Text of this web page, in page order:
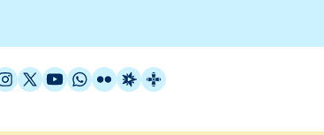
X / Twitter
YouTube
WhatsApp
FlickrRadio Estel
Catalunya Cristiana